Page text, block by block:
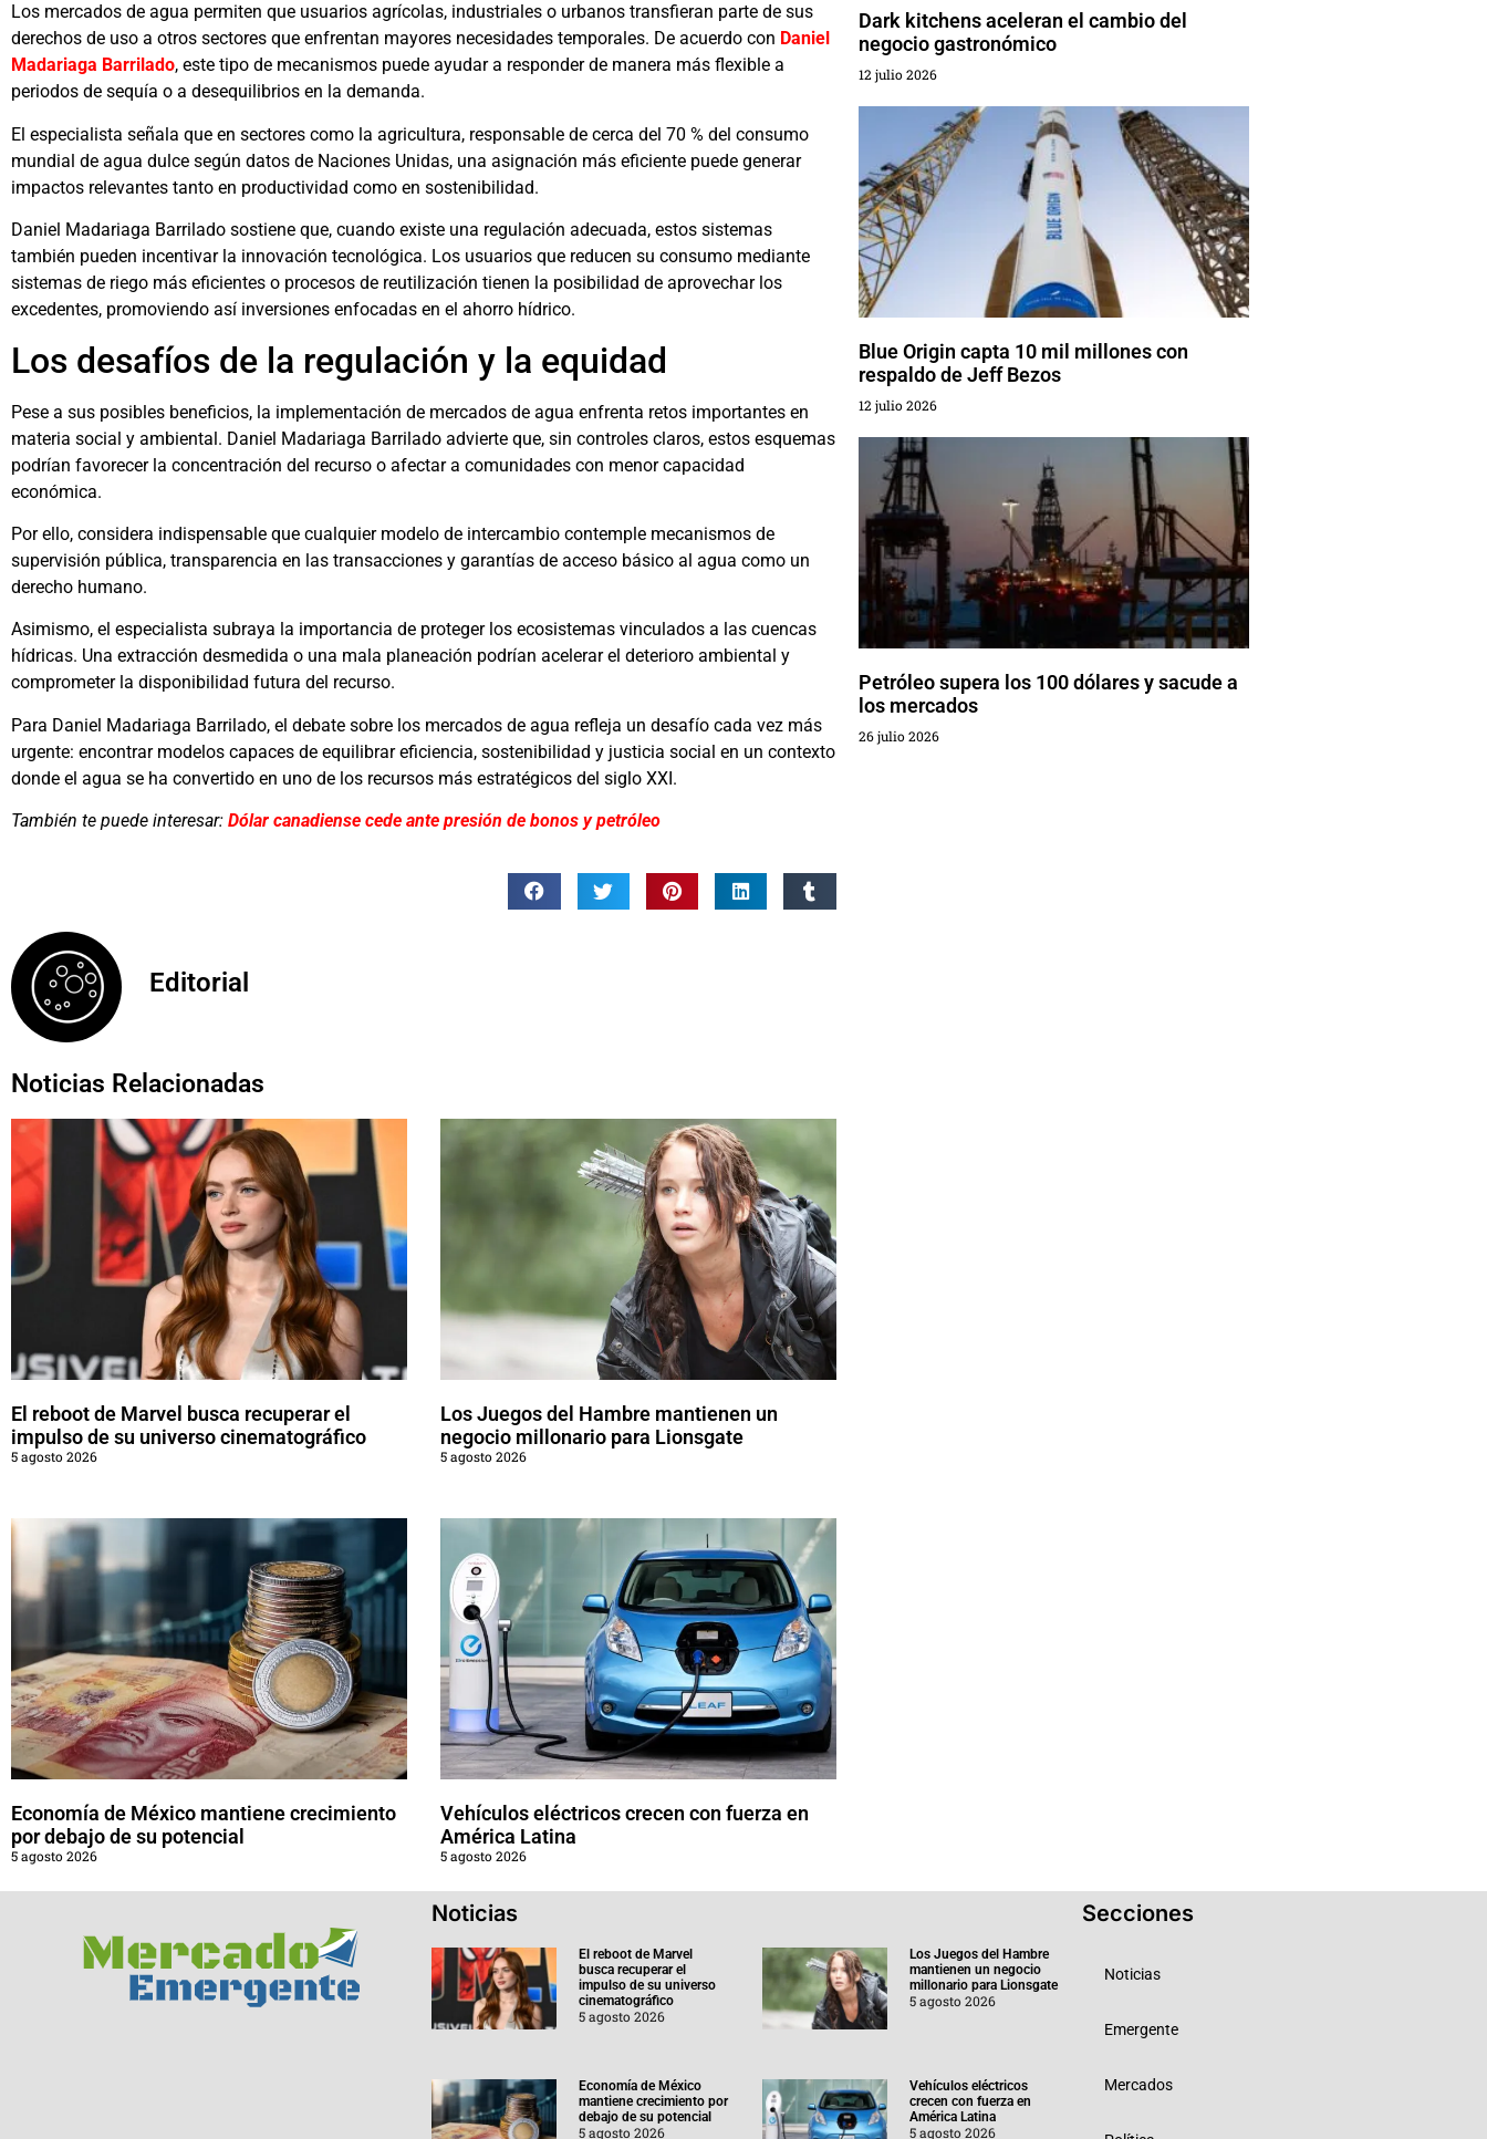
Los mercados de agua permiten que usuarios agrícolas, industriales o urbanos transfieran parte de sus
derechos de uso a otros sectores que enfrentan mayores necesidades temporales. De acuerdo con Daniel
Madariaga Barrilado, este tipo de mecanismos puede ayudar a responder de manera más flexible a
periodos de sequía o a desequilibrios en la demanda.
El especialista señala que en sectores como la agricultura, responsable de cerca del 70 % del consumo
mundial de agua dulce según datos de Naciones Unidas, una asignación más eficiente puede generar
impactos relevantes tanto en productividad como en sostenibilidad.
Daniel Madariaga Barrilado sostiene que, cuando existe una regulación adecuada, estos sistemas
también pueden incentivar la innovación tecnológica. Los usuarios que reducen su consumo mediante
sistemas de riego más eficientes o procesos de reutilización tienen la posibilidad de aprovechar los
excedentes, promoviendo así inversiones enfocadas en el ahorro hídrico.
Los desafíos de la regulación y la equidad
Pese a sus posibles beneficios, la implementación de mercados de agua enfrenta retos importantes en
materia social y ambiental. Daniel Madariaga Barrilado advierte que, sin controles claros, estos esquemas
podrían favorecer la concentración del recurso o afectar a comunidades con menor capacidad
económica.
Por ello, considera indispensable que cualquier modelo de intercambio contemple mecanismos de
supervisión pública, transparencia en las transacciones y garantías de acceso básico al agua como un
derecho humano.
Asimismo, el especialista subraya la importancia de proteger los ecosistemas vinculados a las cuencas
hídricas. Una extracción desmedida o una mala planeación podrían acelerar el deterioro ambiental y
comprometer la disponibilidad futura del recurso.
Para Daniel Madariaga Barrilado, el debate sobre los mercados de agua refleja un desafío cada vez más
urgente: encontrar modelos capaces de equilibrar eficiencia, sostenibilidad y justicia social en un contexto
donde el agua se ha convertido en uno de los recursos más estratégicos del siglo XXI.
También te puede interesar: Dólar canadiense cede ante presión de bonos y petróleo
Editorial
Noticias Relacionadas
El reboot de Marvel busca recuperar el
impulso de su universo cinematográfico
5 agosto 2026
Los Juegos del Hambre mantienen un
negocio millonario para Lionsgate
5 agosto 2026
Economía de México mantiene crecimiento
por debajo de su potencial
5 agosto 2026
Vehículos eléctricos crecen con fuerza en
América Latina
5 agosto 2026
Dark kitchens aceleran el cambio del
negocio gastronómico
12 julio 2026
Blue Origin capta 10 mil millones con
respaldo de Jeff Bezos
12 julio 2026
Petróleo supera los 100 dólares y sacude a
los mercados
26 julio 2026
Noticias
El reboot de Marvel
busca recuperar el
impulso de su universo
cinematográfico
5 agosto 2026
Los Juegos del Hambre
mantienen un negocio
millonario para Lionsgate
5 agosto 2026
Economía de México
mantiene crecimiento por
debajo de su potencial
5 agosto 2026
Vehículos eléctricos
crecen con fuerza en
América Latina
5 agosto 2026
Secciones
Noticias
Emergente
Mercados